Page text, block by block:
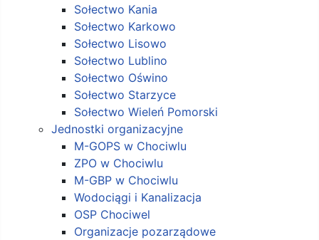
Sołectwo Kania
Sołectwo Karkowo
Sołectwo Lisowo
Sołectwo Lublino
Sołectwo Oświno
Sołectwo Starzyce
Sołectwo Wieleń Pomorski
Jednostki organizacyjne
M-GOPS w Chociwlu
ZPO w Chociwlu
M-GBP w Chociwlu
Wodociągi i Kanalizacja
OSP Chociwel
Organizacje pozarządowe